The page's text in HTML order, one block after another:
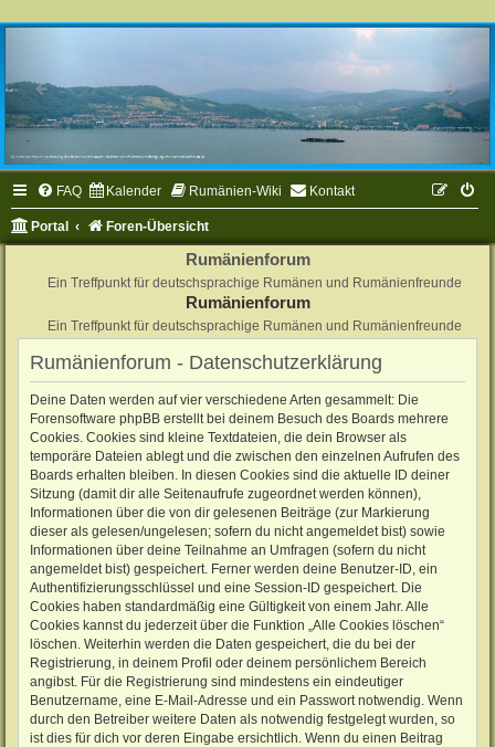
FAQ Kalender Rumänien-Wiki Kontakt
Portal Foren-Übersicht
Rumänienforum
Ein Treffpunkt für deutschsprachige Rumänen und Rumänienfreunde
Rumänienforum
Ein Treffpunkt für deutschsprachige Rumänen und Rumänienfreunde
Rumänienforum - Datenschutzerklärung
Deine Daten werden auf vier verschiedene Arten gesammelt: Die
Forensoftware phpBB erstellt bei deinem Besuch des Boards mehrere
Cookies. Cookies sind kleine Textdateien, die dein Browser als
temporäre Dateien ablegt und die zwischen den einzelnen Aufrufen des
Boards erhalten bleiben. In diesen Cookies sind die aktuelle ID deiner
Sitzung (damit dir alle Seitenaufrufe zugeordnet werden können),
Informationen über die von dir gelesenen Beiträge (zur Markierung
dieser als gelesen/ungelesen; sofern du nicht angemeldet bist) sowie
Informationen über deine Teilnahme an Umfragen (sofern du nicht
angemeldet bist) gespeichert. Ferner werden deine Benutzer-ID, ein
Authentifizierungsschlüssel und eine Session-ID gespeichert. Die
Cookies haben standardmäßig eine Gültigkeit von einem Jahr. Alle
Cookies kannst du jederzeit über die Funktion „Alle Cookies löschen“
löschen. Weiterhin werden die Daten gespeichert, die du bei der
Registrierung, in deinem Profil oder deinem persönlichem Bereich
angibst. Für die Registrierung sind mindestens ein eindeutiger
Benutzername, eine E-Mail-Adresse und ein Passwort notwendig. Wenn
durch den Betreiber weitere Daten als notwendig festgelegt wurden, so
ist dies für dich vor deren Eingabe ersichtlich. Wenn du einen Beitrag